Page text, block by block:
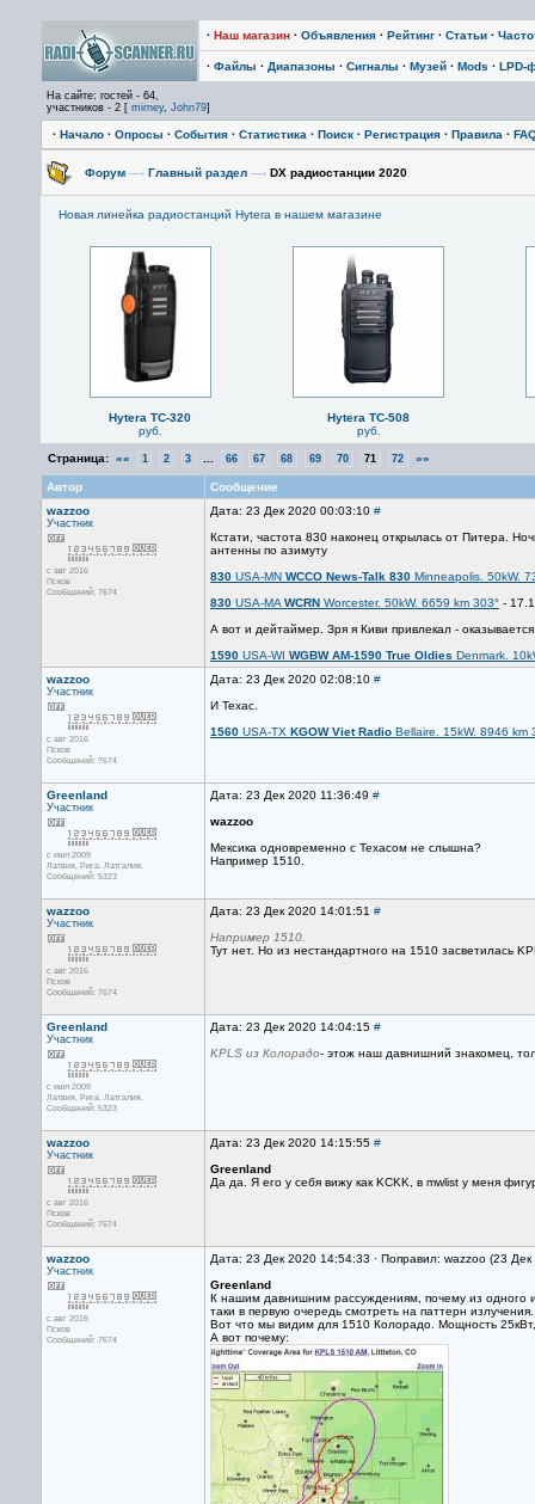
· Наш магазин · Объявления · Рейтинг · Статьи ·
· Файлы · Диапазоны · Сигналы · Музей · Mods · LPD-
На сайте: гостей - 64,
участников - 2 [ mirney, John79]
· Начало · Опросы · События · Статистика · Поиск · Регистрация · Правила ·
Форум —› Главный раздел —› DX радиостанции 2020
Новая линейка радиостанций Hytera в нашем магазине
Hytera TC-320
руб.
Hytera TC-508
руб.
Страница: «« 1 2 3 66 67 68 69 70 71 72 »»
Автор
Сообщение
wazzoo
Участник
с авг 2016
Псков
Сообщений: 7674
Дата: 23 Дек 2020 00:03:10 #
Кстати, частота 830 наконец открылась от Питера.
антенны по азимуту
830 USA-MN WCCO News-Talk 830 Minneapolis. 50kW.
830 USA-MA WCRN Worcester. 50kW. 6659 km 303° -
А вот и дейтаймер. Зря я Киви привлекал -
1590 USA-WI WGBW AM-1590 True Oldies Denmark.
wazzoo
Участник
с авг 2016
Псков
Сообщений: 7674
Дата: 23 Дек 2020 02:08:10 #
И Техас.
1560 USA-TX KGOW Viet Radio Bellaire. 15kW. 8946 km
Greenland
Участник
с июл 2009
Латвия, Рига. Латгалия.
Сообщений: 5323
Дата: 23 Дек 2020 11:36:49 #
wazzoo
Мексика одновременно с Техасом не слышна?
Например 1510.
wazzoo
Участник
с авг 2016
Псков
Сообщений: 7674
Дата: 23 Дек 2020 14:01:51 #
Например 1510.
Тут нет. Но из нестандартного на 1510 засветилась
Greenland
Участник
с июл 2009
Латвия, Рига. Латгалия.
Сообщений: 5323
Дата: 23 Дек 2020 14:04:15 #
KPLS из Колорадо- этож наш давнишний знакомец,
wazzoo
Участник
с авг 2016
Псков
Сообщений: 7674
Дата: 23 Дек 2020 14:15:55 #
Greenland
Да да. Я его у себя вижу как KCKK, в mwlist у меня
wazzoo
Участник
с авг 2016
Псков
Сообщений: 7674
Дата: 23 Дек 2020 14:54:33 · Поправил: wazzoo (23
Greenland
К нашим давнишним рассуждениям, почему из одного
таки в первую очередь смотреть на паттерн излучения.
Вот что мы видим для 1510 Колорадо. Мощность
А вот почему: